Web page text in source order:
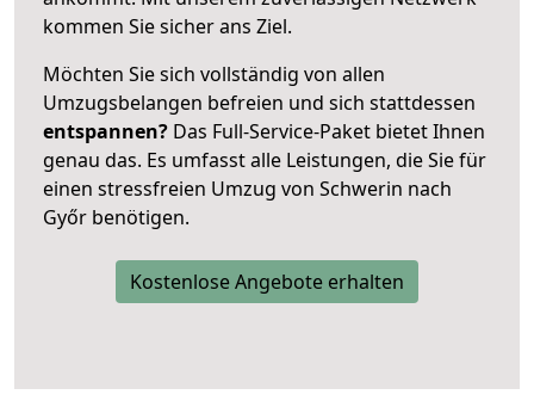
kommen Sie sicher ans Ziel.
Möchten Sie sich vollständig von allen
Umzugsbelangen befreien und sich stattdessen
entspannen? Das Full-Service-Paket bietet Ihnen
genau das. Es umfasst alle Leistungen, die Sie für
einen stressfreien Umzug von Schwerin nach
Győr benötigen.
Kostenlose Angebote erhalten